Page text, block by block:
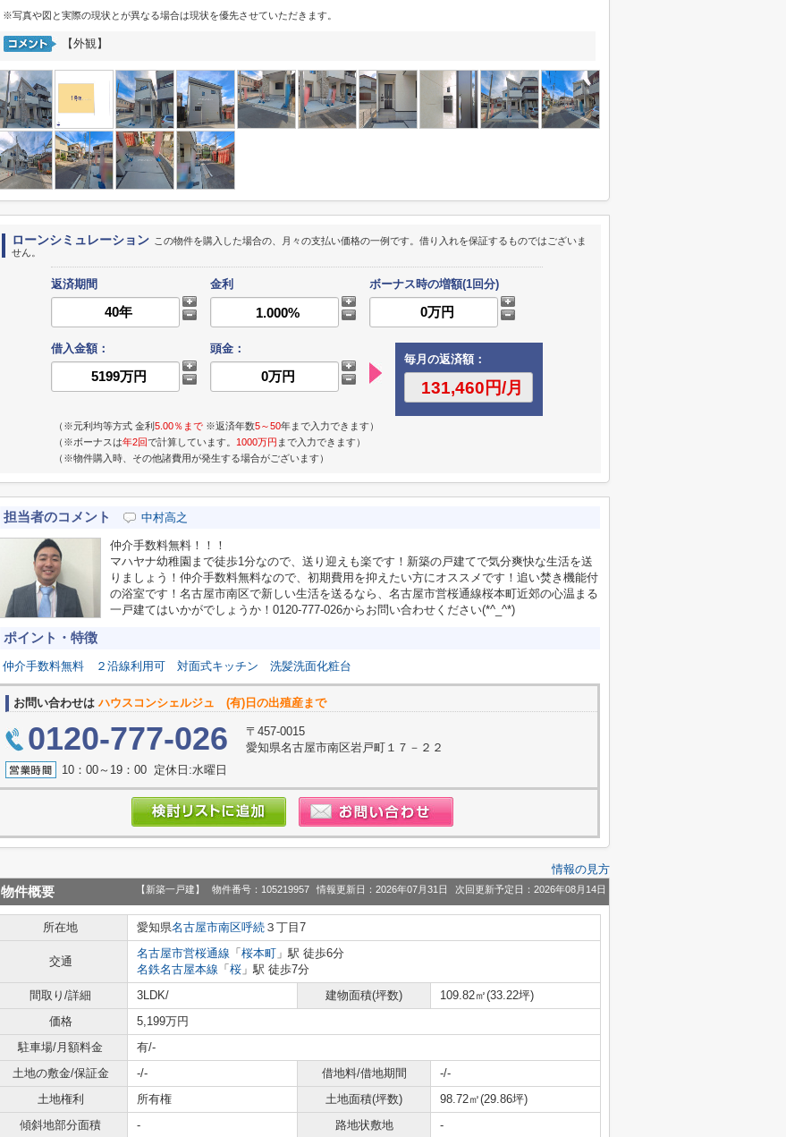
※写真や図と実際の現状とが異なる場合は現状を優先させていただきます。
【外観】
ローンシミュレーション この物件を購入した場合の、月々の支払い価格の一例です。借り入れを保証するものではございま
せん。
返済期間 金利 ボーナス時の増額(1回分)
借入金額：
頭金：
毎月の返済額：
（※元利均等方式 金利5.00％まで ※返済年数5～50年まで入力できます）
（※ボーナスは年2回で計算しています。 1000万円 まで入力できます）
（※物件購入時、その他諸費用が発生する場合がございます）
担当者のコメント 中村高之
仲介手数料無料！！！
マハヤナ幼稚園まで徒歩1分なので、送り迎えも楽です！新築の戸建てで気分爽快な生活を送
りましょう！仲介手数料無料なので、初期費用を抑えたい方にオススメです！追い焚き機能付
の浴室です！名古屋市南区で新しい生活を送るなら、名古屋市営桜通線桜本町近郊の心温まる
一戸建てはいかがでしょうか！0120-777-026からお問い合わせください(*^_^*)
ポイント・特徴
仲介手数料無料 ２沿線利用可 対面式キッチン 洗髪洗面化粧台
お問い合わせは ハウスコンシェルジュ (有)日の出殖産まで
0120-777-026
〒457-0015
愛知県名古屋市南区岩戸町１７－２２
10：00～19：00 定休日:水曜日
情報の見方
物件概要 【新築一戸建】 物件番号：105219957 情報更新日：2026年07月31日 次回更新予定日：2026年08月14日
所在地 愛知県名古屋市南区呼続 ３丁目7
交通
名古屋市営桜通線 「 桜本町 」駅 徒歩6分
名鉄名古屋本線 「 桜 」駅 徒歩7分
間取り/詳細
3LDK/ 建物面積(坪数)
109.82㎡(33.22坪)
価格
5,199万円
駐車場/月額料金
有/-
土地の敷金/保証金
-/- 借地料/借地期間
-/-
土地権利
所有権 土地面積(坪数)
98.72㎡(29.86坪)
傾斜地部分面積
- 路地状敷地
-